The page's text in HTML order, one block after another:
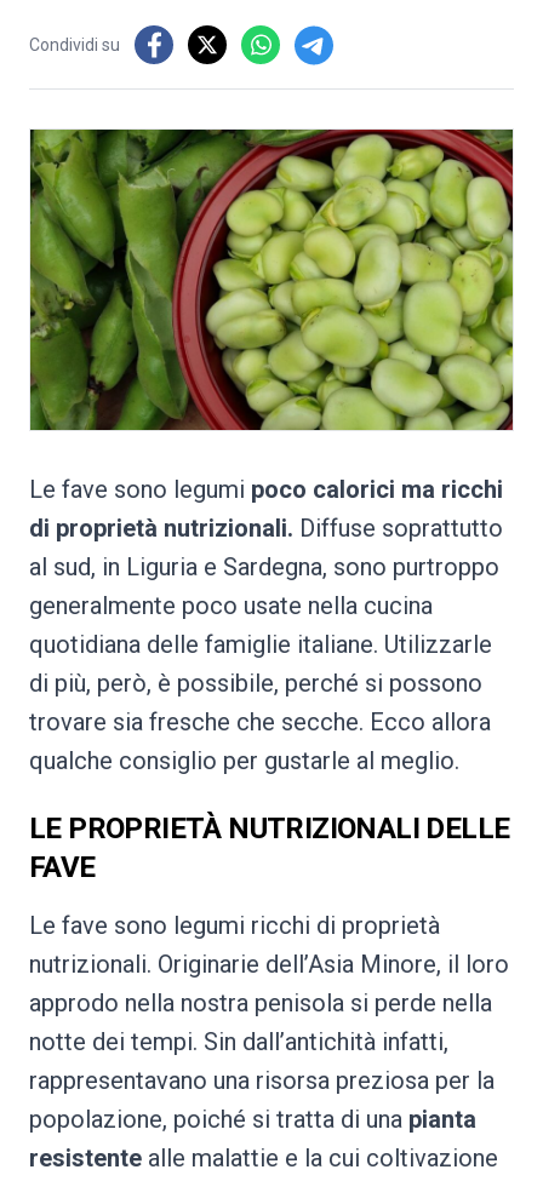
Condividi su
Le fave sono legumi poco calorici ma ricchi
di proprietà nutrizionali. Diffuse soprattutto
al sud, in Liguria e Sardegna, sono purtroppo
generalmente poco usate nella cucina
quotidiana delle famiglie italiane. Utilizzarle
di più, però, è possibile, perché si possono
trovare sia fresche che secche. Ecco allora
qualche consiglio per gustarle al meglio.
LE PROPRIETÀ NUTRIZIONALI DELLE
FAVE
Le fave sono legumi ricchi di proprietà
nutrizionali. Originarie dell’Asia Minore, il loro
approdo nella nostra penisola si perde nella
notte dei tempi. Sin dall’antichità infatti,
rappresentavano una risorsa preziosa per la
popolazione, poiché si tratta di una pianta
resistente alle malattie e la cui coltivazione